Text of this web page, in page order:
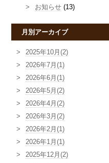
お知らせ (13)
月別アーカイブ
2025年10月(2)
2026年7月(1)
2026年6月(1)
2026年5月(2)
2026年4月(2)
2026年3月(2)
2026年2月(1)
2026年1月(1)
2025年12月(2)